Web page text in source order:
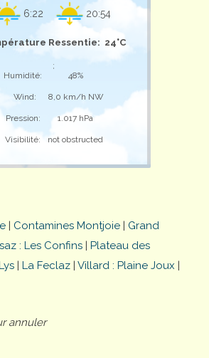
6:22 20:54
Ressentie: 24°C
;
Humidité:
48%
Wind: 8,0 km/h NW
Pression: 1.017 hPa
Visibilité: not obstructed
| Contamines Montjoie | Grand
: Les Confins | Plateau des
| La Feclaz | Villard : Plaine Joux |
annuler